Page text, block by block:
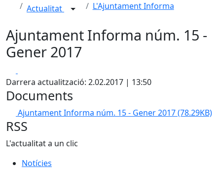
Actualitat L'Ajuntament Informa
Ajuntament Informa núm. 15 -
Gener 2017
Darrera actualització: 2.02.2017 | 13:50
Documents
Ajuntament Informa núm. 15 - Gener 2017(78.29KB)
RSS
L'actualitat a un clic
Notícies